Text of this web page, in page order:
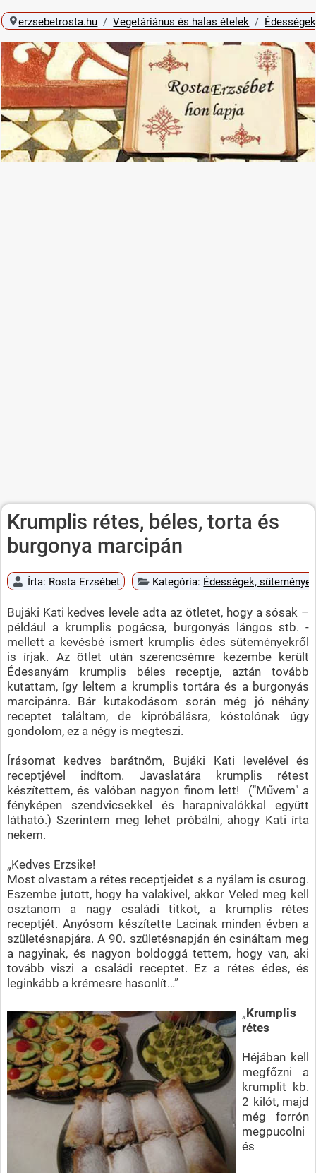
erzsebetrosta.hu Vegetáriánus és halas ételek
Krumplis rétes, béles, torta és
burgonya marcipán
Írta: Rosta Erzsébet Kategória: Édességek,
Bujáki Kati kedves levele adta az ötletet, hogy a sósak –
például a krumplis pogácsa, burgonyás lángos stb. -
mellett a kevésbé ismert krumplis édes süteményekről
is írjak. Az ötlet után szerencsémre kezembe került
Édesanyám krumplis béles receptje, aztán tovább
kutattam, így leltem a krumplis tortára és a burgonyás
marcipánra. Bár kutakodásom során még jó néhány
receptet találtam, de kipróbálásra, kóstolónak úgy
gondolom, ez a négy is megteszi.
Írásomat kedves barátnőm, Bujáki Kati levelével és
receptjével indítom. Javaslatára krumplis rétest
készítettem, és valóban nagyon finom lett! ("Művem" a
fényképen szendvicsekkel és harapnivalókkal együtt
látható.) Szerintem meg lehet próbálni, ahogy Kati írta
nekem.
„Kedves Erzsike!
Most olvastam a rétes receptjeidet s a nyálam is csurog.
Eszembe jutott, hogy ha valakivel, akkor Veled meg kell
osztanom a nagy családi titkot, a krumplis rétes
receptjét. Anyósom készítette Lacinak minden évben a
születésnapjára. A 90. születésnapján én csináltam meg
a nagyinak, és nagyon boldoggá tettem, hogy van, aki
tovább viszi a családi receptet. Ez a rétes édes, és
leginkább a krémesre hasonlít…”
„Krumplis
rétes
Héjában kell
megfőzni a
krumplit kb.
2 kilót, majd
még forrón
megpucolni
és